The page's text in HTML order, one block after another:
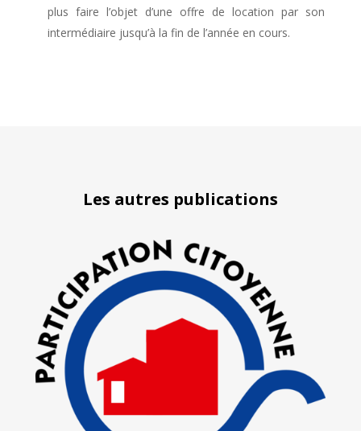
plus faire l’objet d’une offre de location par son
intermédiaire jusqu’à la fin de l’année en cours.
Les autres publications